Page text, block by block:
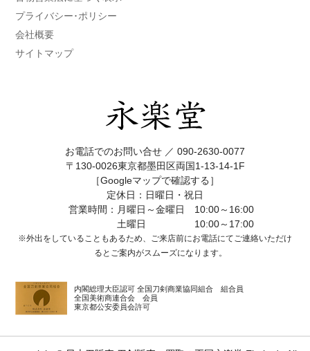
プライバシー･ポリシー
会社概要
サイトマップ
お電話でのお問い合せ ／ 090-2630-0077
〒130-0026東京都墨田区両国1-13-14-1F
［Googleマップで確認する］
定休日：日曜日・祝日
営業時間：月曜日～金曜日 10:00～16:00
土曜日 10:00～17:00
※外出をしていることもあるため、ご来店前にお電話にてご連絡いただけ
ると ご案内がスムーズになります。
内閣総理大臣認可 全国刀剣商業協同組合 組合員
全国美術商連合会 会員
東京都公安委員会許可